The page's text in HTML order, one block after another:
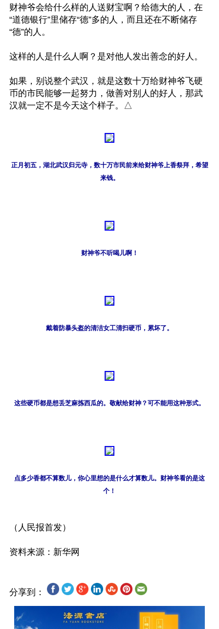
财神爷会给什么样的人送财宝啊？给德大的人，在
“道德银行”里储存“德”多的人，而且还在不断储存
“德”的人。
这样的人是什么人啊？是对他人发出善念的好人。
如果，别说整个武汉，就是这数十万给财神爷飞硬
币的市民能够一起努力，做善对别人的好人，那武
汉就一定不是今天这个样子。△
正月初五，湖北武汉归元寺，数十万市民前来给财神爷上香祭拜，希望
来钱。
财神爷不听喝儿啊！
戴着防暴头盔的清洁女工清扫硬币，累坏了。
这些硬币都是想丢芝麻拣西瓜的。敬献给财神？可不能用这种形式。
点多少香都不算数儿，你心里想的是什么才算数儿。财神爷看的是这
个！
（人民报首发）
分享到：